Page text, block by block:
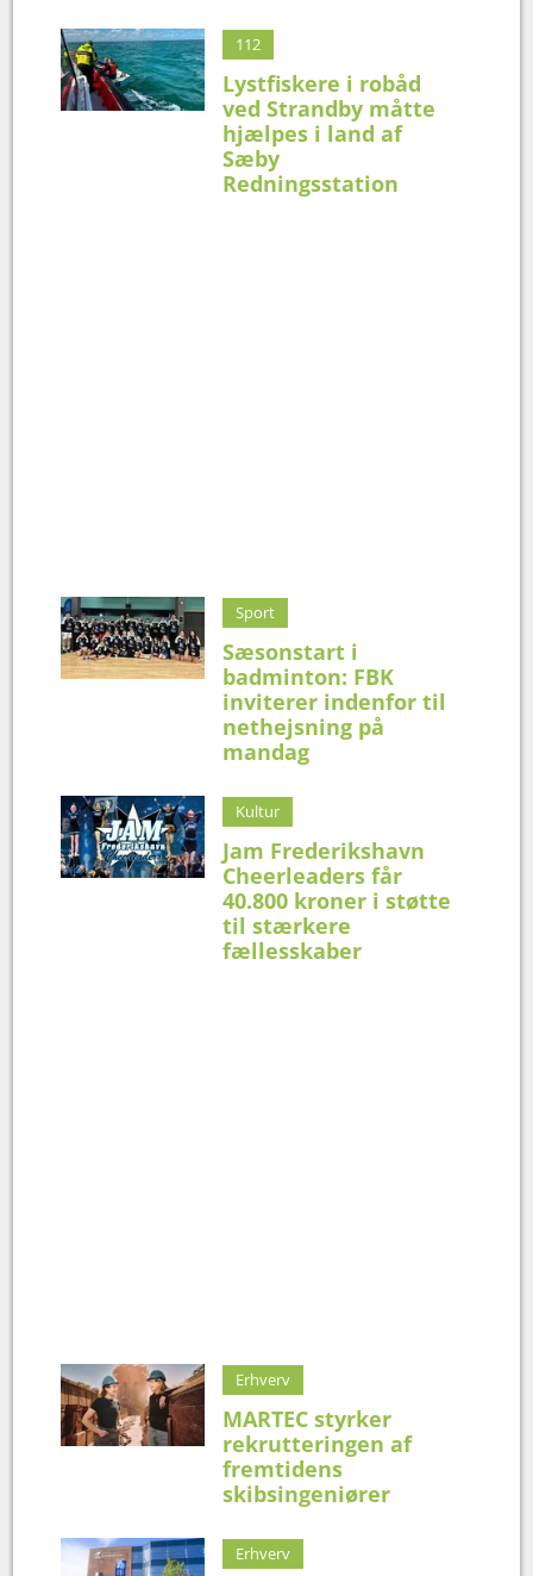
112
Lystfiskere i robåd
ved Strandby måtte
hjælpes i land af
Sæby
Redningsstation
Sport
Sæsonstart i
badminton: FBK
inviterer indenfor til
nethejsning på
mandag
Kultur
Jam Frederikshavn
Cheerleaders får
40.800 kroner i støtte
til stærkere
fællesskaber
Erhverv
MARTEC styrker
rekrutteringen af
fremtidens
skibsingeniører
Erhverv